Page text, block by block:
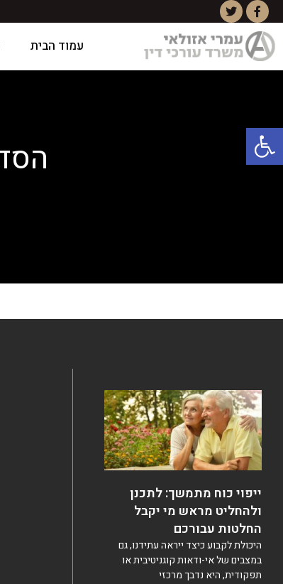
פתח סרגל נגישות
עמוד הבית
ייפוי כוח מתמשך: לתכנן
ולהחליט מראש מי יקבל
החלטות עבורכם
היכולת לקבוע כיצד ייראה עתידנו, גם
במצבים של אי-ודאות קוגניטיבית או
תפקודית, היא נדבך מרכזי